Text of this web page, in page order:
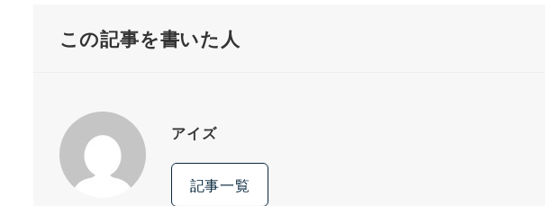
この記事を書いた人
アイズ
記事一覧